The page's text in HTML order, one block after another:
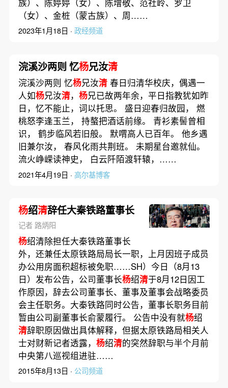
族）、陈婷婷（女）、陈增敬、范社岭、罗卫
（女）、金桩（蒙古族）、周……
2023年1月18日 · 政经频道
浣溪沙两则 忆杨兄汝清
浣溪沙两则 忆杨兄汝清春日归清华校庆，偶遇一
人如杨兄汝清， 杨兄已故两年余，平日指教犹如昨
日，忆不能止，词以托思。 盛日迎春归故园， 燃
桃怒李逢玉兰， 持螯把酒话前缘。 青衫素髻曾相
识， 鹤步临风若旧般。 默喟高人已百年。 他乡遇
旧兼尔汝， 春风化雨共荆班。 未期星台邀就仙。
流火峥嵘读神史， 白云阡陌渡轩辕，……
2021年4月19日 · 高尔基博客
杨绍清辞任大秦铁路董事长
记者 路炳阳
杨绍清除担任大秦铁路董事长
外，还兼任太原铁路局局长一职，上月因班子成员
办公用房面积超标被免职……SH）今日（8月13
日）发布公告，公司董事长杨绍清于8月12日因工
作原因，辞去公司董事长、董事及董事会战略委员
会主任职务。大秦铁路同时公告，董事长职务目前
暂由公司副董事长俞蒙履行。 公告中没有就杨绍
清辞职原因做出具体解释，但据太原铁路局相关人
士对财新记者透露， 杨绍清的突然辞职与半个月前
中央第八巡视组进驻……
2015年8月13日 · 公司频道